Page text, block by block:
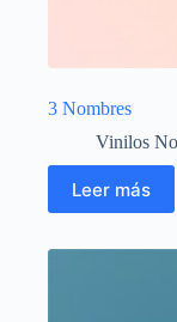
3 Nombres
Vinilos
Leer más